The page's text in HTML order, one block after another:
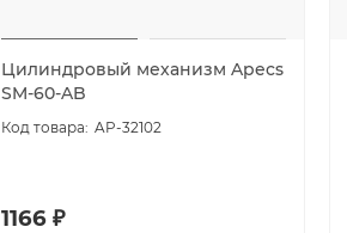
Цилиндровый механизм Apecs
SM-60-AB
AP-32102
1166 ₽